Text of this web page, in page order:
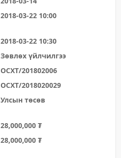
2018-03-22 10:00
2018-03-22 10:30
Зөвлөх үйлчилгээ
ОСХТ/201802006
ОСХТ/2018020029
Улсын төсөв
28,000,000 ₮
28,000,000 ₮